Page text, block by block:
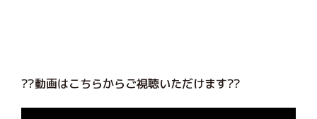
??動画はこちらからご視聴いただけます??